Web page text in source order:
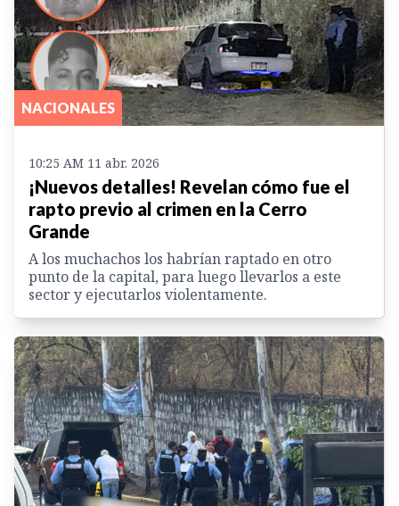
NACIONALES
10:25 AM 11 abr. 2026
¡Nuevos detalles! Revelan cómo fue el
rapto previo al crimen en la Cerro
Grande
A los muchachos los habrían raptado en otro
punto de la capital, para luego llevarlos a este
sector y ejecutarlos violentamente.